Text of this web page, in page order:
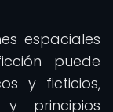
espaciales
puede
y ficticios,
principios